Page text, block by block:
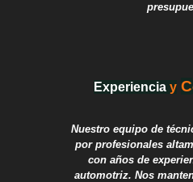
Experiencia y C
Nuestro equipo de
por profesionales
con años de
automotriz. Nos